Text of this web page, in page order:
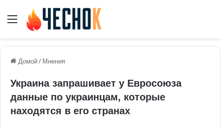
Меню
Домой / Мнения
Украина запрашивает у Евросоюза
данные по украинцам, которые
находятся в его странах